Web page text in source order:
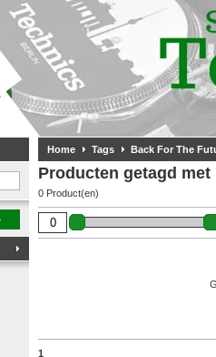
Home Tags Back For The
Producten getagd
0 Product(en)
1